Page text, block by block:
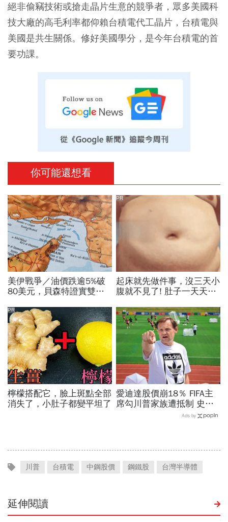
絕非偷竊技術或搶走晶片生意的競爭者，眾多美國科
技大廠的高毛利率都仰賴台積電代工晶片，台積電與
美國是共生關係。修好美國學分，是今年台積電的首
要功課。
你可能還想看
美伊戰爭／油價跌逾5%破
80美元，貝森特證實雙方
啟荷姆茲海峽，這次是真
的？
起床就先做件事，沒三天小
腹就不見了! 肚子一天天變
PR
檸檬搭配它，臉上斑點全部
消失了，小肚子都變平坦了
PR
愛迪達股價崩18％ FIFA主
席勾川普家族遭抵制 史上
Ads by
川普 台積電 中鋼股價 鋼鐵股 台灣半導體
延伸閱讀